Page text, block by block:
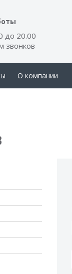
до 20.00
звонков
О компании